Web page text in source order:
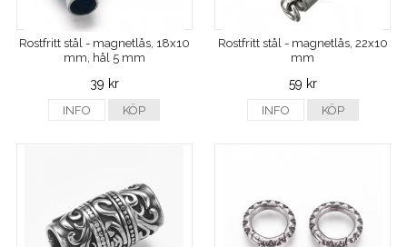
Rostfritt stål - magnetlås, 18x10
mm, hål 5 mm
39 kr
INFO KÖP
Rostfritt stål - magnetlås, 22x10
mm
59 kr
INFO KÖP